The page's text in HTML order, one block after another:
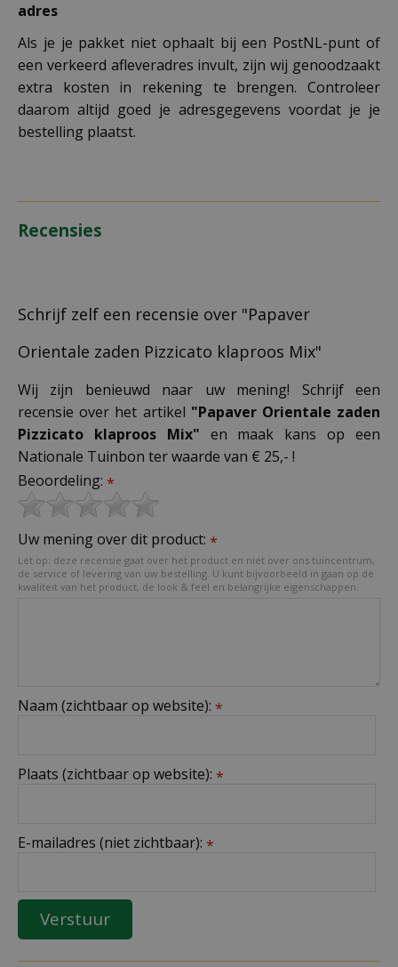
adres
Als je je pakket niet ophaalt bij een PostNL-punt of
een verkeerd afleveradres invult, zijn wij genoodzaakt
extra kosten in rekening te brengen. Controleer
daarom altijd goed je adresgegevens voordat je je
bestelling plaatst.
Recensies
Schrijf zelf een recensie over "Papaver
Orientale zaden Pizzicato klaproos Mix"
Wij zijn benieuwd naar uw mening! Schrijf een
recensie over het artikel "Papaver Orientale zaden
Pizzicato klaproos Mix" en maak kans op een
Nationale Tuinbon ter waarde van € 25,- !
Beoordeling: *
Uw mening over dit product: *
Let op: deze recensie gaat over het product en niet over ons tuincentrum,
de service of levering van uw bestelling. U kunt bijvoorbeeld in gaan op de
kwaliteit van het product, de look & feel en belangrijke eigenschappen.
Naam (zichtbaar op website): *
Plaats (zichtbaar op website): *
E-mailadres (niet zichtbaar): *